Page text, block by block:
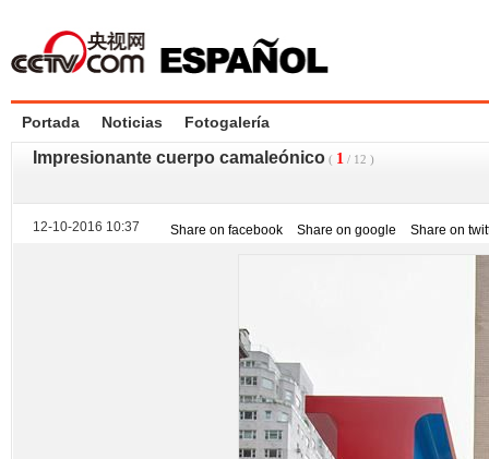
Portada Noticias Fotogalería
Impresionante cuerpo camaleónico ( 1 / 12 )
12-10-2016 10:37 Share on facebook Share on google Share on